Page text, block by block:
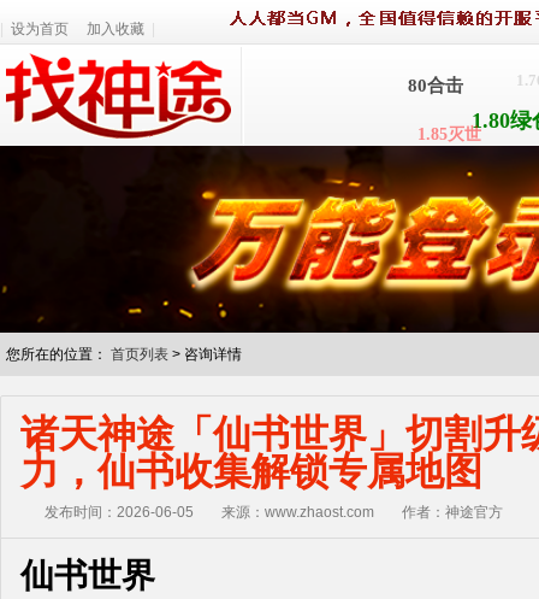
设为首页 加入收藏 1.80金币
1.80绿
80合击
1.76原始
1.85灭世
1.80合
您所在的位置： 首页列表 > 咨询详情
诸天神途「仙书世界」切割升
力，仙书收集解锁专属地图
发布时间：2026-06-05 来源：www.zhaost.com 作者：神途官方
仙书世界